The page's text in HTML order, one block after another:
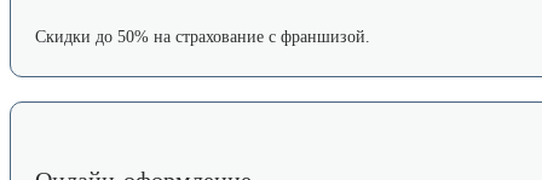
Скидки до 50% на страхование с франшизой.